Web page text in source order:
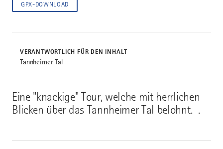
Eine "knackige" Tour, welche mit herrlichen
Blicken über das Tannheimer Tal belohnt. .
GPX-DOWNLOAD
VERANTWORTLICH FÜR DEN INHALT
Tannheimer Tal